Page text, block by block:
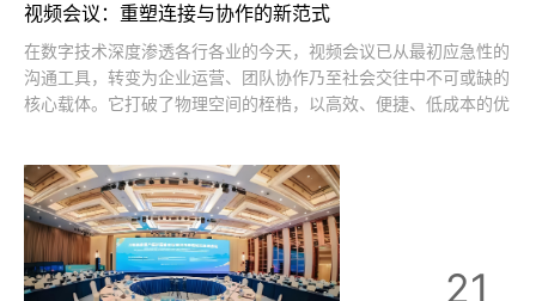
视频会议：重塑连接与协作的新范式
在数字技术深度渗透各行各业的今天，视频会议已从最初应急性的
沟通工具，转变为企业运营、团队协作乃至社会交往中不可或缺的
核心载体。它打破了物理空间的桎梏，以高效、便捷、低成本的优
言，跨地域协作曾是困扰发展的痛
21